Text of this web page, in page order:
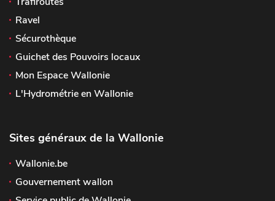
Ravel
Sécurothèque
Guichet des Pouvoirs locaux
Mon Espace Wallonie
L'Hydrométrie en Wallonie
Sites généraux de la Wallonie
Wallonie.be
Gouvernement wallon